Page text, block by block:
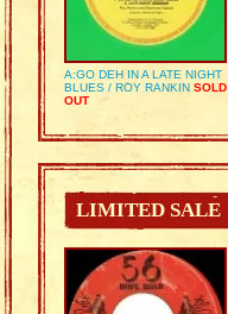
A:GO DEH IN A LATE NIGHT
BLUES / ROY RANKIN SOLD
OUT
LIMITED SALE